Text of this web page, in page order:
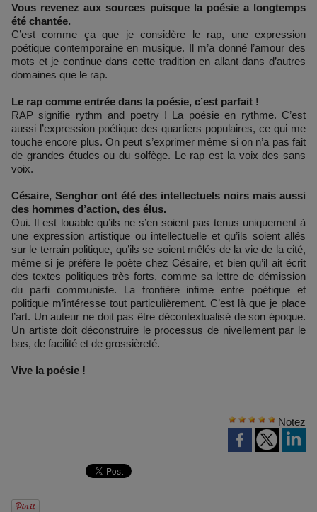
Vous revenez aux sources puisque la poésie a longtemps
été chantée.
C’est comme ça que je considère le rap, une expression
poétique contemporaine en musique. Il m’a donné l’amour des
mots et je continue dans cette tradition en allant dans d’autres
domaines que le rap.
Le rap comme entrée dans la poésie, c’est parfait !
RAP signifie rythm and poetry ! La poésie en rythme. C’est
aussi l’expression poétique des quartiers populaires, ce qui me
touche encore plus. On peut s’exprimer même si on n’a pas fait
de grandes études ou du solfège. Le rap est la voix des sans
voix.
Césaire, Senghor ont été des intellectuels noirs mais aussi
des hommes d’action, des élus.
Oui. Il est louable qu’ils ne s’en soient pas tenus uniquement à
une expression artistique ou intellectuelle et qu’ils soient allés
sur le terrain politique, qu’ils se soient mêlés de la vie de la cité,
même si je préfère le poète chez Césaire, et bien qu’il ait écrit
des textes politiques très forts, comme sa lettre de démission
du parti communiste. La frontière infime entre poétique et
politique m’intéresse tout particulièrement. C’est là que je place
l’art. Un auteur ne doit pas être décontextualisé de son époque.
Un artiste doit déconstruire le processus de nivellement par le
bas, de facilité et de grossièreté.
Vive la poésie !
Notez